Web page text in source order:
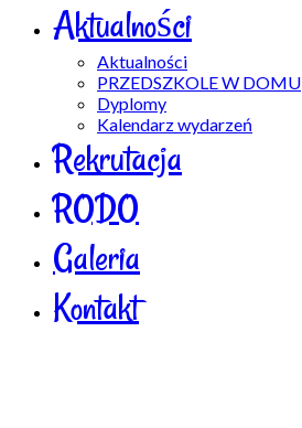
Aktualności
Aktualności
PRZEDSZKOLE W DOMU
Dyplomy
Kalendarz wydarzeń
Rekrutacja
RODO
Galeria
Kontakt